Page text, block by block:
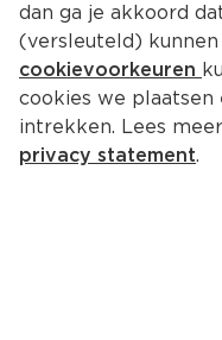
dan ga je akkoord
(versleuteld)
cookievoorkeuren
cookies we
intrekken. Lees
privacy statement.